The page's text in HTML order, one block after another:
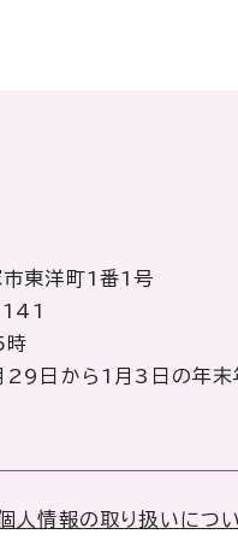
東洋町1番1号
時
29日から1月3日の年末
人情報の取り扱いにつ